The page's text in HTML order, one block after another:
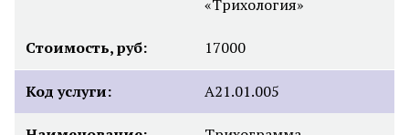
«Трихология»
Стоимость, руб: 17000
Код услуги: А21.01.005